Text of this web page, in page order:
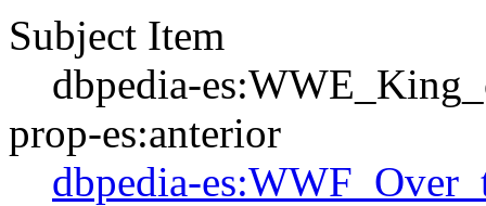
Subject Item
dbpedia-
prop-es:anterior
dbpedia-